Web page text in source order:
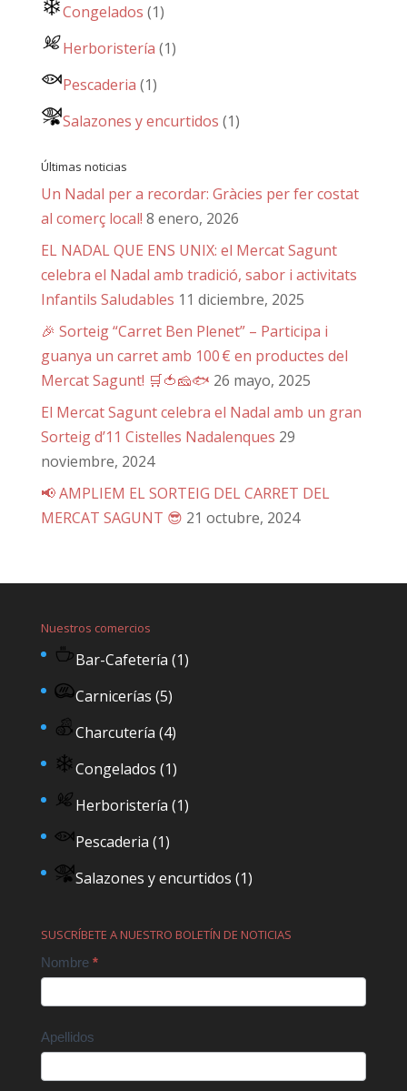
Congelados (1)
Herboristería (1)
Pescaderia (1)
Salazones y encurtidos (1)
Últimas noticias
Un Nadal per a recordar: Gràcies per fer costat
al comerç local! 8 enero, 2026
EL NADAL QUE ENS UNIX: el Mercat Sagunt
celebra el Nadal amb tradició, sabor i activitats
Infantils Saludables 11 diciembre, 2025
🎉 Sorteig “Carret Ben Plenet” – Participa i
guanya un carret amb 100 € en productes del
Mercat Sagunt! 🛒🍅🧀🐟 26 mayo, 2025
El Mercat Sagunt celebra el Nadal amb un gran
Sorteig d’11 Cistelles Nadalenques 29
noviembre, 2024
📢 AMPLIEM EL SORTEIG DEL CARRET DEL
MERCAT SAGUNT 😎 21 octubre, 2024
Nuestros comercios
Bar-Cafetería (1)
Carnicerías (5)
Charcutería (4)
Congelados (1)
Herboristería (1)
Pescaderia (1)
Salazones y encurtidos (1)
SUSCRÍBETE A NUESTRO BOLETÍN DE NOTICIAS
Contact
Nombre *
Apellidos